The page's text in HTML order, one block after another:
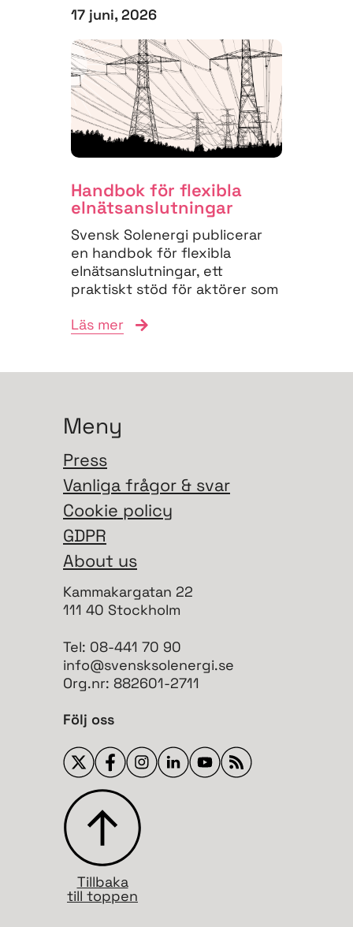
17 juni, 2026
Handbok för flexibla
elnäts­anslutningar
Svensk Solenergi publicerar
en handbok för flexibla
elnätsanslutningar, ett
praktiskt stöd för aktörer som
anslutningsprocessen och
Läs mer
Meny
Press
Vanliga frågor & svar
Cookie policy
GDPR
About us
Kammakargatan 22
111 40 Stockholm
Tel: 08-441 70 90
info@svensksolenergi.se
Org.nr: 882601-2711
Följ oss
Tillbaka
till toppen